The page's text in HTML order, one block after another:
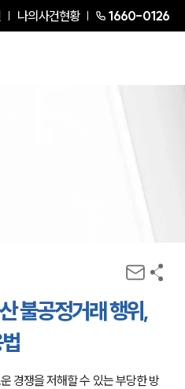
나의사건현황 1660-0126
불공정거래 행위,
경쟁을 저해할 수 있는 부당한 방